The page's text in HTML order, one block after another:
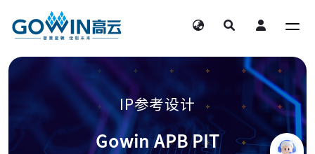
IP参考设计
Gowin APB PIT